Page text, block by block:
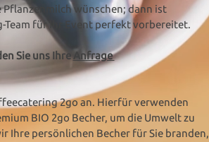
Pflanzenmilch wünschen; dann ist
Team für Ihr Event perfekt vorbereitet.
Sie uns Ihre Anfrage
2go an. Hierfür verwenden
BIO 2go Becher, um die Umwelt zu
Ihre persönlichen Becher für Sie branden,